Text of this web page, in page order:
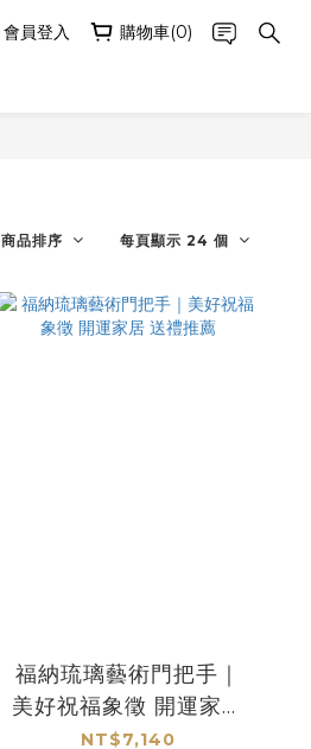
會員登入 購物車(0)
商品排序 每頁顯示 24 個
福納琉璃藝術門把手｜
美好祝福象徵 開運家居
送禮推薦
NT$7,140